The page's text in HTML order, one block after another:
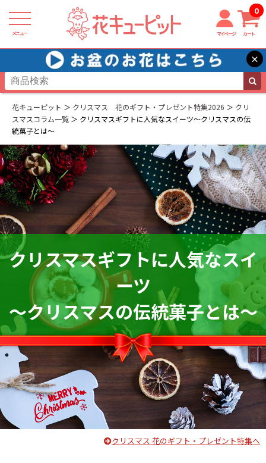
メニュー マイページ カート
0
×
花キューピット クリスマス 花のギフト・プレゼント特集2026
クリ
スマスコラム一覧
クリスマスギフトに人気なスイーツ～クリスマスの伝
統菓子とは～
クリスマスギフトに人気なスイ
ーツ
～クリスマスの伝統菓子とは～
クリスマス 花のギフト・プレゼント特集へ